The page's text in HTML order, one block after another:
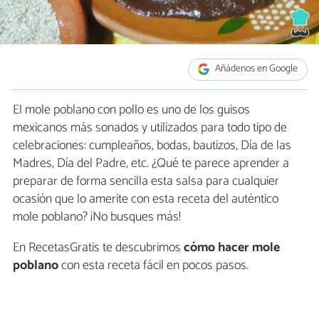
Añádenos en Google
El mole poblano con pollo es uno de los guisos
mexicanos más sonados y utilizados para todo tipo de
celebraciones: cumpleaños, bodas, bautizos, Día de las
Madres, Día del Padre, etc. ¿Qué te parece aprender a
preparar de forma sencilla esta salsa para cualquier
ocasión que lo amerite con esta receta del auténtico
mole poblano? ¡No busques más!
En RecetasGratis te descubrimoscómo hacer mole
poblanocon esta receta fácil en pocos pasos.